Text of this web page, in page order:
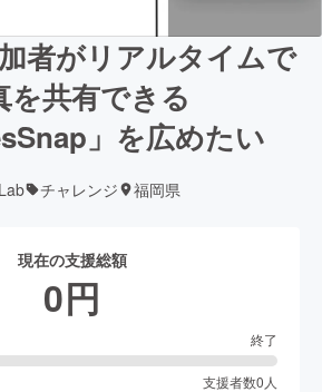
者がリアルタイムで
を共有できる
」を広めたい
チャレンジ 福岡県
現在の支援総額
0円
終了
支援者数0 人